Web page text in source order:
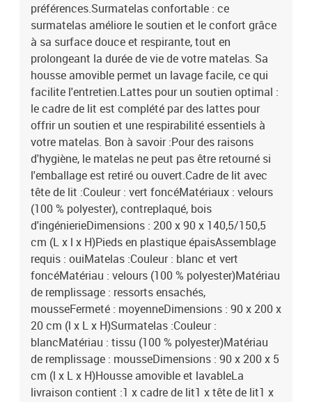
préférences.Surmatelas confortable : ce
surmatelas améliore le soutien et le confort grâce
à sa surface douce et respirante, tout en
prolongeant la durée de vie de votre matelas. Sa
housse amovible permet un lavage facile, ce qui
facilite l'entretien.Lattes pour un soutien optimal :
le cadre de lit est complété par des lattes pour
offrir un soutien et une respirabilité essentiels à
votre matelas. Bon à savoir :Pour des raisons
d'hygiène, le matelas ne peut pas être retourné si
l'emballage est retiré ou ouvert.Cadre de lit avec
tête de lit :Couleur : vert foncéMatériaux : velours
(100 % polyester), contreplaqué, bois
d'ingénierieDimensions : 200 x 90 x 140,5/150,5
cm (L x l x H)Pieds en plastique épaisAssemblage
requis : ouiMatelas :Couleur : blanc et vert
foncéMatériau : velours (100 % polyester)Matériau
de remplissage : ressorts ensachés,
mousseFermeté : moyenneDimensions : 90 x 200 x
20 cm (l x L x H)Surmatelas :Couleur :
blancMatériau : tissu (100 % polyester)Matériau
de remplissage : mousseDimensions : 90 x 200 x 5
cm (l x L x H)Housse amovible et lavableLa
livraison contient :1 x cadre de lit1 x tête de lit1 x